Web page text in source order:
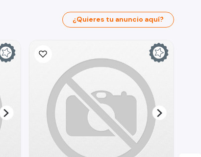
¿Quieres tu anuncio aquí?